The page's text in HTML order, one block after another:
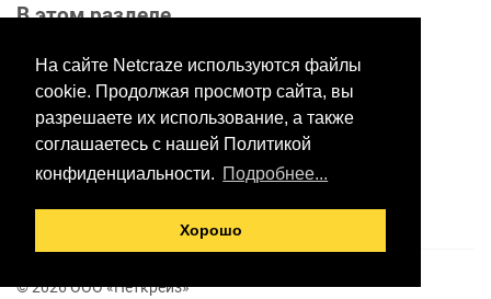
На сайте Netcraze используются файлы
cookie. Продолжая просмотр сайта, вы
разрешаете их использование, а также
соглашаетесь с нашей Политикой
конфиденциальности. Подробнее...
Хорошо
В этом разделе
Хотите оставить отзыв?
Нажмите здесь, чтобы
© 2026 ООО «Неткрейз»